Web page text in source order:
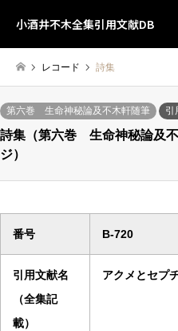
小酒井不木全集引用文献DB
レコード 詩集
第六巻 生命神秘論及不木軒随筆 引
詩集（第六巻 生命神秘論及
ジ）
番号 B-720
引用文献名
（全集記
載）
アクメとセプ